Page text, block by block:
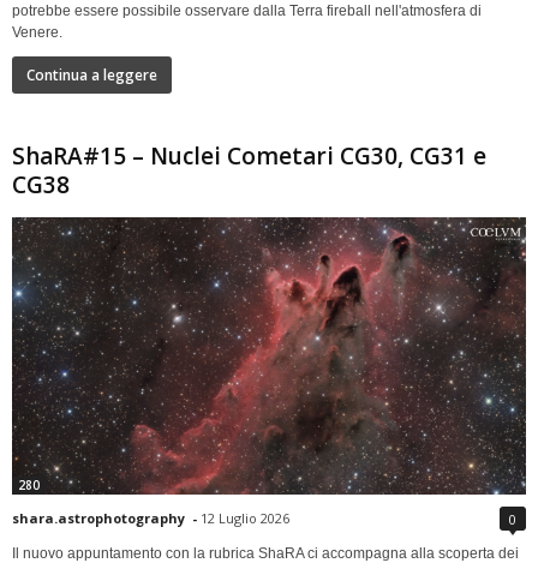
potrebbe essere possibile osservare dalla Terra fireball nell'atmosfera di
Venere.
Continua a leggere
ShaRA#15 – Nuclei Cometari CG30, CG31 e
CG38
280
shara.astrophotography - 12 Luglio 2026 0
Il nuovo appuntamento con la rubrica ShaRA ci accompagna alla scoperta dei